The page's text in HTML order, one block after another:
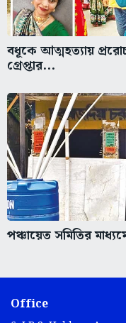
বধূকে আত্মহত্যায়
গ্রেপ্তার...
পঞ্চায়েত সমিতির
Office